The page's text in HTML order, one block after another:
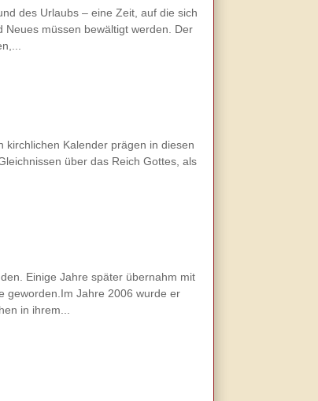
des Urlaubs – eine Zeit, auf die sich
müssen bewältigt werden. Der
kirchlichen Kalender prägen in diesen
über das Reich Gottes, als
Einige Jahre später übernahm mit
geworden.Im Jahre 2006 wurde er
in ihrem...